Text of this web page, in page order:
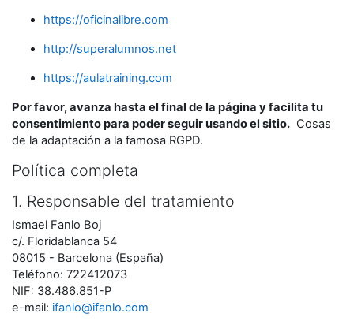
https://oficinalibre.com
http://superalumnos.net
https://aulatraining.com
Por favor, avanza hasta el final de la página y facilita tu
consentimiento para poder seguir usando el sitio. Cosas
de la adaptación a la famosa RGPD.
Política completa
1. Responsable del tratamiento
Ismael Fanlo Boj
c/. Floridablanca 54
08015 - Barcelona (España)
Teléfono: 722412073
NIF: 38.486.851-P
e-mail: ifanlo@ifanlo.com